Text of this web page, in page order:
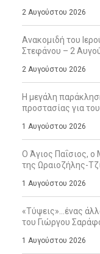
2 Αυγούστου 2026
Ανακομιδή του
Στεφάνου – 2
2 Αυγούστου 2026
Η μεγάλη
προστασίας για
1 Αυγούστου 2026
Ο Άγιος Παΐσιος, ο
της Ωραιοζήλης-
1 Αυγούστου 2026
«Τύψεις»…ένας
του Γιώργου
1 Αυγούστου 2026